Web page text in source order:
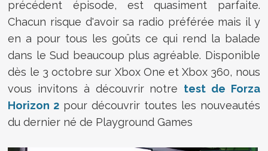
précédent épisode, est quasiment parfaite.
Chacun risque d'avoir sa radio préférée mais il y
en a pour tous les goûts ce qui rend la balade
dans le Sud beaucoup plus agréable. Disponible
dès le 3 octobre sur Xbox One et Xbox 360, nous
vous invitons à découvrir notre test de Forza
Horizon 2 pour découvrir toutes les nouveautés
du dernier né de Playground Games